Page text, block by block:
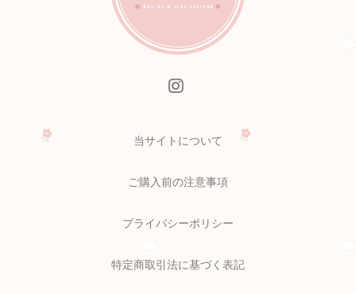
当サイトについて
ご購入前の注意事項
プライバシーポリシー
特定商取引法に基づく表記